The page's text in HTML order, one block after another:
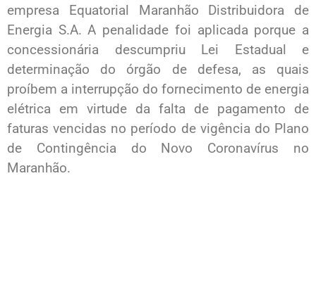
empresa Equatorial Maranhão Distribuidora de
Energia S.A. A penalidade foi aplicada porque a
concessionária descumpriu Lei Estadual e
determinação do órgão de defesa, as quais
proíbem a interrupção do fornecimento de energia
elétrica em virtude da falta de pagamento de
faturas vencidas no período de vigência do Plano
de Contingência do Novo Coronavírus no
Maranhão.